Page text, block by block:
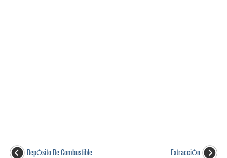
DepÓsito De Combustible
ExtracciÓn